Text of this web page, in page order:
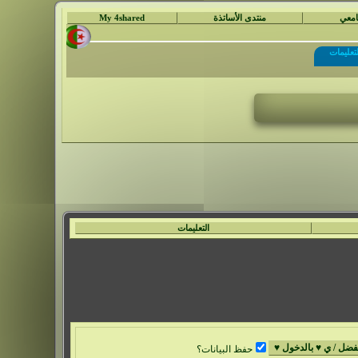
منتدى الأساتذة My 4shared
التعليمات
التعليمات
حفظ البيانات؟